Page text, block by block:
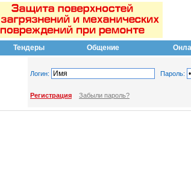
Тендеры Общение
Логин: Пароль:
Регистрация Забыли пароль?